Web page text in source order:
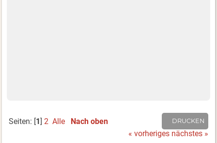
DRUCKEN
Seiten: [1] 2 Alle
Nach oben
« vorheriges nächstes »